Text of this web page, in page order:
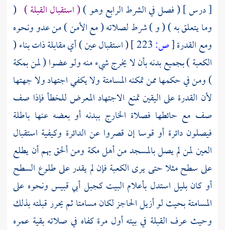
[ درس ] ( فصل في الشرط الرابع وهو )( استقبال القبلة ) (
وما يتعلق به ) ( و ) شرط لصلاته ( مع الأمن ) من عدو ونحوه
ومع القدرة[ص:
( استقبال عين ) أي مقابلة ذات بناء (
الكعبة) بجميع بدنه بأن لا يخرج شيء منه ولو عضوا ( لمنبمكة
) ومن في حكمها ممن تمكنه المسامتة ولا يكفي اجتهاد ولا جهتها
لأن القدرة على اليقين تمنع الاجتهاد المعرض للخطأ فإذا صف
صف مع حائطها فصلاة الخارج ببدنه أو بعضه عنها باطلة
فيصلون دائرة أو قوسا إن قصروا عن الدائرة وكيفية استقبال
العين لمن لم يصل بالمسجد من أهلمكة ومن ألحق بهم أن يطلع
على سطح مثلا حتى يرىالكعبةفإن لم يقدر على طلوع السطح
أو كان بليل استدل بأعلام البيتكجبلأبي قبيسونحوه على
المسامتة بحيث لو أزيل الحاجز لكان مسامتا ثم يحرر قبلته بذلك
وحيث عرف القبلة في بيته أول مرة كفاه في صلاته بقية عمره